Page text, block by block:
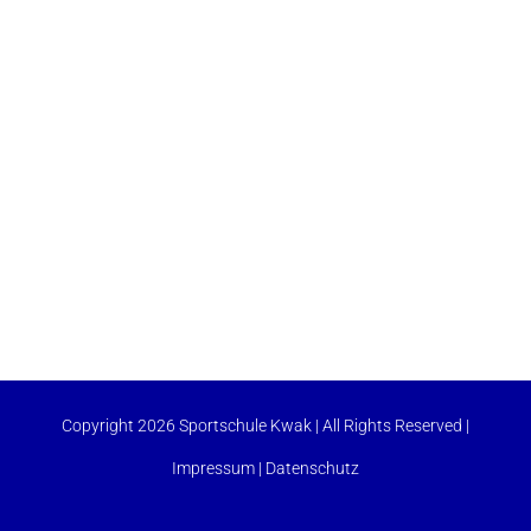
Copyright 2026 Sportschule Kwak | All Rights Reserved |
Impressum | Datenschutz